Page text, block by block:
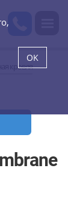
кровля
OK